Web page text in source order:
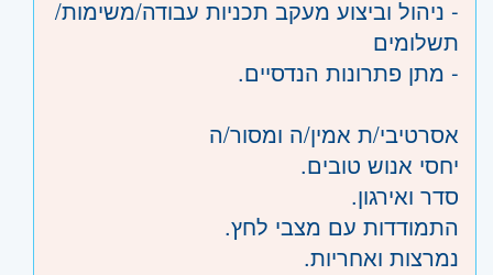
- ניהול וביצוע מעקב תכניות עבודה/משימות/
תשלומים
- מתן פתרונות הנדסיים.
אסרטיבי/ת אמין/ה ומסור/ה
יחסי אנוש טובים.
סדר ואירגון.
התמודדות עם מצבי לחץ.
נמרצות ואחריות.